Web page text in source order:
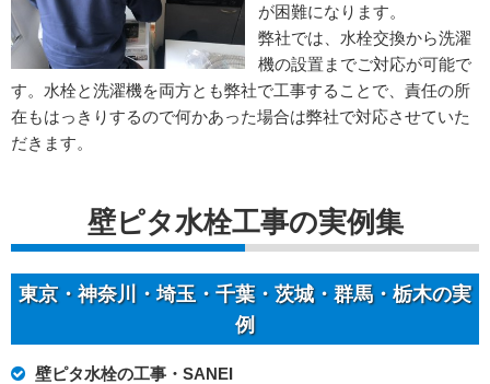
が困難になります。
弊社では、水栓交換から洗濯
機の設置までご対応が可能で
す。水栓と洗濯機を両方とも弊社で工事することで、責任の所
在もはっきりするので何かあった場合は弊社で対応させていた
だきます。
壁ピタ水栓工事の実例集
東京・神奈川・埼玉・千葉・茨城・群馬・栃木の実
例
壁ピタ水栓の工事・SANEI